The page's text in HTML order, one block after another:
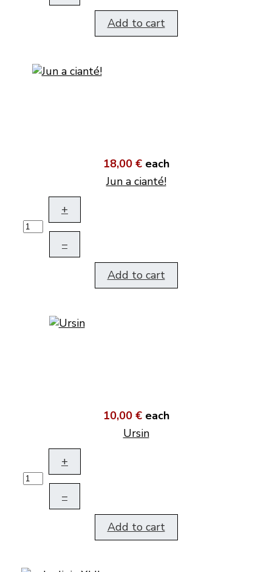
Add to cart
18,00 € each
Jun a cianté!
+
–
Add to cart
10,00 € each
Ursin
+
–
Add to cart